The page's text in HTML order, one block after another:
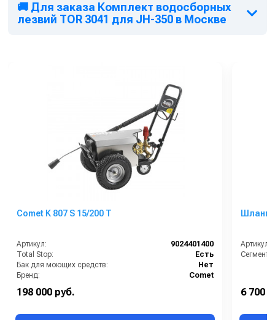
🚚 Для заказа Комплект водосборных
лезвий TOR 3041 для JH-350 в Москве
Comet K 807 S 15/200 T
Артикул:
9024401400
Total Stop:
Есть
Бак для моющих средств:
Нет
Бренд:
Comet
Защита от перегрева:
198 000 руб.
Шланг
Артикул:
Сегмент:
6 700